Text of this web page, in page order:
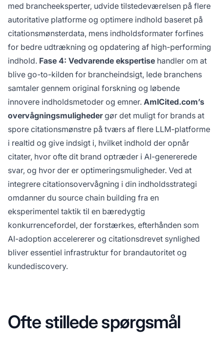
med brancheeksperter, udvide tilstedeværelsen på flere
autoritative platforme og optimere indhold baseret på
citationsmønsterdata, mens indholdsformater forfines
for bedre udtrækning og opdatering af high-performing
indhold. Fase 4: Vedvarende ekspertise handler om at
blive go-to-kilden for brancheindsigt, lede branchens
samtaler gennem original forskning og løbende
innovere indholdsmetoder og emner. AmICited.com’s
overvågningsmulighedergør det muligt for brands at
spore citationsmønstre på tværs af flere LLM-platforme
i realtid og give indsigt i, hvilket indhold der opnår
citater, hvor ofte dit brand optræder i AI-genererede
svar, og hvor der er optimeringsmuligheder. Ved at
integrere citationsovervågning i din indholdsstrategi
omdanner du source chain building fra en
eksperimentel taktik til en bæredygtig
konkurrencefordel, der forstærkes, efterhånden som
AI-adoption accelererer og citationsdrevet synlighed
bliver essentiel infrastruktur for brandautoritet og
kundediscovery.
Ofte stillede spørgsmål